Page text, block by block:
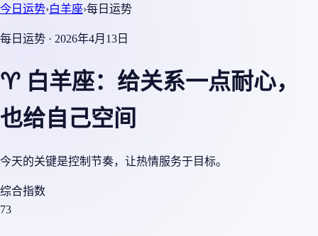
今日运势›白羊座›每日运势
每日运势 · 2026年4月13日
♈ 白羊座：给关系一点耐心，
也给自己空间
今天的关键是控制节奏，让热情服务于目标。
综合指数
73